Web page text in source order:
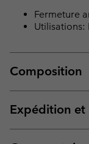
Fermeture
Utilisations:
Composition
Expédition et